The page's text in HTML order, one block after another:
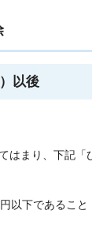
以後
はまり、下記「
以下であること